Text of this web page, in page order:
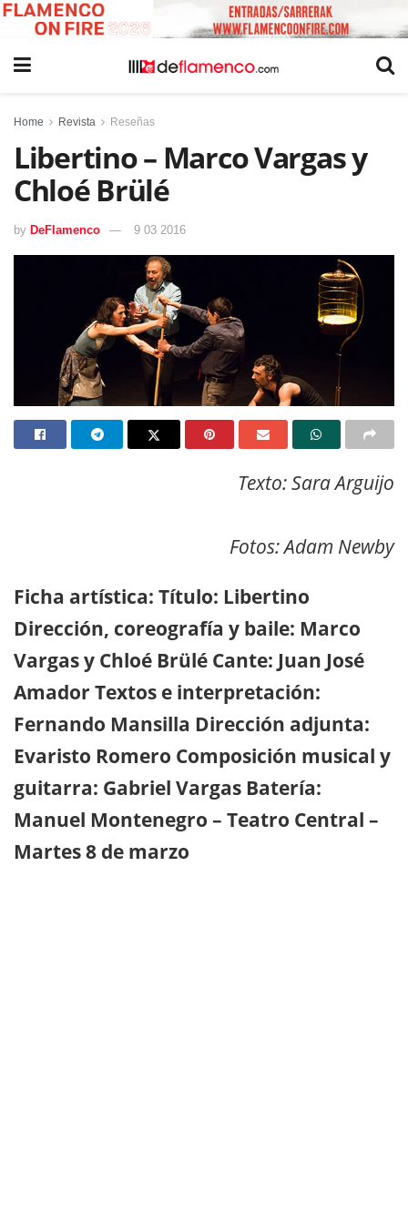
Home Revista Reseñas
Libertino – Marco Vargas y
Chloé Brülé
by DeFlamenco 9 03 2016
Texto: Sara Arguijo
Fotos: Adam Newby
Ficha artística: Título: Libertino
Dirección, coreografía y baile: Marco
Vargas y Chloé Brülé Cante: Juan José
Amador Textos e interpretación:
Fernando Mansilla Dirección adjunta:
Evaristo Romero Composición musical y
guitarra: Gabriel Vargas Batería:
Manuel Montenegro – Teatro Central –
Martes 8 de marzo